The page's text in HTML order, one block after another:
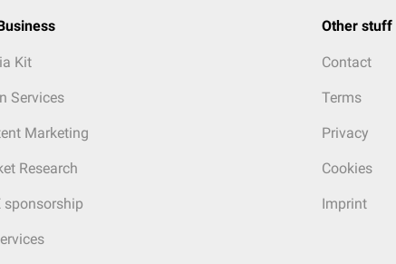
Kit
Services
Marketing
Research
sponsorship
Other stuff
Contact
Terms
Privacy
Cookies
Imprint